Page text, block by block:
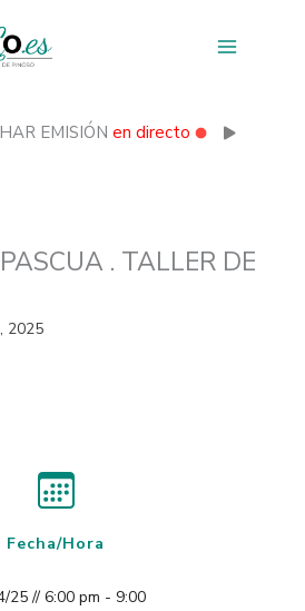
EMISIÓN en directo
. TALLER DE
2025
Fecha/Hora
25 // 6:00 pm - 9:00